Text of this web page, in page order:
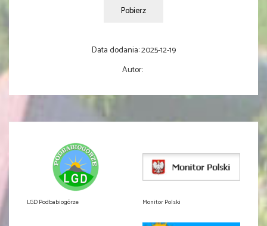
Pobierz
Data dodania:2025-12-19
Autor:
LGD Podbabiogórze Monitor Polski